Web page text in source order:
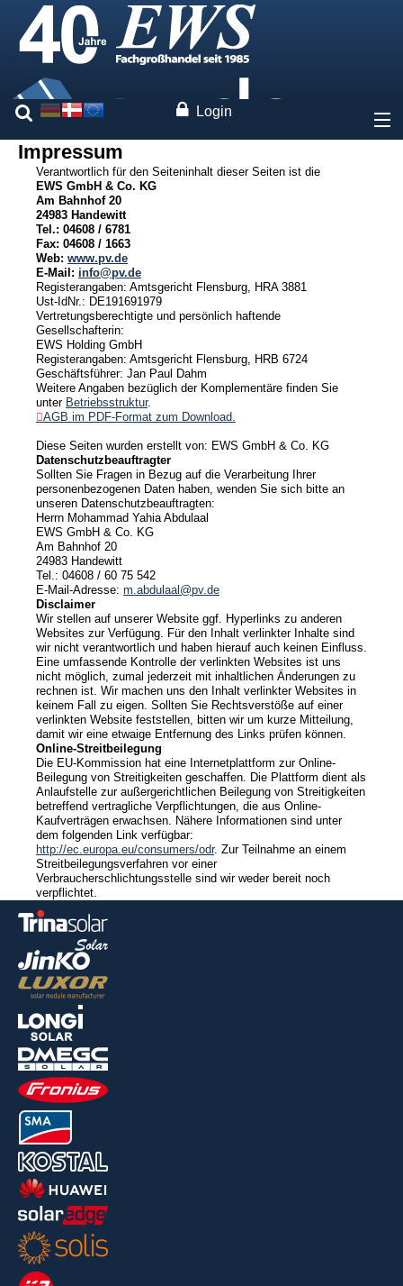
Login
Über uns
Firmenportrait
Betriebsgebäude
Pressespiegel
Nachhaltigkeit
Betriebsstruktur
Pressebereich
Impressum / AGB
Datenschutzerklärung
40 Jahre EWS
Preise
Unsere Marken
Leistungen
Fachwissen
Kontakt
News
Jobs/Studien
Impressum
Verantwortlich für den Seiteninhalt dieser Seiten ist die
EWS GmbH & Co. KG
Am Bahnhof 20
24983 Handewitt
Tel.: 04608 / 6781
Fax: 04608 / 1663
Web: www.pv.de
E-Mail: info@pv.de
Registerangaben: Amtsgericht Flensburg, HRA 3881
Ust-IdNr.: DE191691979
Vertretungsberechtigte und persönlich haftende
Gesellschafterin:
EWS Holding GmbH
Registerangaben: Amtsgericht Flensburg, HRB 6724
Geschäftsführer: Jan Paul Dahm
Weitere Angaben bezüglich der Komplementäre finden Sie
unter Betriebsstruktur.
AGB im PDF-Format zum Download.
Diese Seiten wurden erstellt von: EWS GmbH & Co. KG
Datenschutzbeauftragter
Sollten Sie Fragen in Bezug auf die Verarbeitung Ihrer
personenbezogenen Daten haben, wenden Sie sich bitte an
unseren Datenschutzbeauftragten:
Herrn Mohammad Yahia Abdulaal
EWS GmbH & Co. KG
Am Bahnhof 20
24983 Handewitt
Tel.: 04608 / 60 75 542
E-Mail-Adresse: m.abdulaal@pv.de
Disclaimer
Wir stellen auf unserer Website ggf. Hyperlinks zu anderen
Websites zur Verfügung. Für den Inhalt verlinkter Inhalte sind
wir nicht verantwortlich und haben hierauf auch keinen Einfluss.
Eine umfassende Kontrolle der verlinkten Websites ist uns
nicht möglich, zumal jederzeit mit inhaltlichen Änderungen zu
rechnen ist. Wir machen uns den Inhalt verlinkter Websites in
keinem Fall zu eigen. Sollten Sie Rechtsverstöße auf einer
verlinkten Website feststellen, bitten wir um kurze Mitteilung,
damit wir eine etwaige Entfernung des Links prüfen können.
Online-Streitbeilegung
Die EU-Kommission hat eine Internetplattform zur Online-
Beilegung von Streitigkeiten geschaffen. Die Plattform dient als
Anlaufstelle zur außergerichtlichen Beilegung von Streitigkeiten
betreffend vertragliche Verpflichtungen, die aus Online-
Kaufverträgen erwachsen. Nähere Informationen sind unter
dem folgenden Link verfügbar:
http://ec.europa.eu/consumers/odr. Zur Teilnahme an einem
Streitbeilegungsverfahren vor einer
Verbraucherschlichtungsstelle sind wir weder bereit noch
verpflichtet.